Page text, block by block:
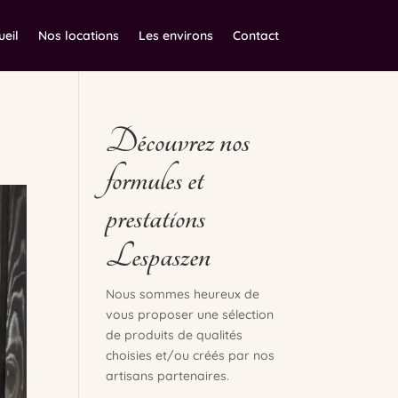
Nos locations Les environs Contact
Découvrez nos
formules et
prestations
Lespaszen
Nous sommes heureux de
vous proposer une sélection
de produits de qualités
choisies et/ou créés par nos
artisans partenaires.